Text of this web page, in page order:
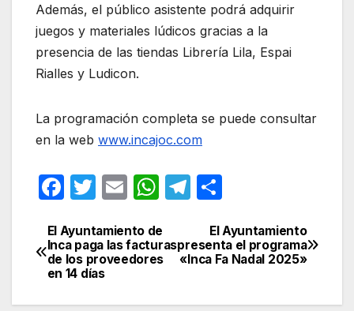
Además, el público asistente podrá adquirir
juegos y materiales lúdicos gracias a la
presencia de las tiendas Librería Lila, Espai
Rialles y Ludicon.
La programación completa se puede consultar
en la web www.incajoc.com
F
c
e
b
T
itt
er
E
ail
W
at
s
T
e
gr
m
p
Navegación
de
entradas
El Ayuntamiento
presenta el programa
«Inca Fa Nadal 2025»
El Ayuntamiento de
Inca paga las facturas
de los proveedores
en 14 días